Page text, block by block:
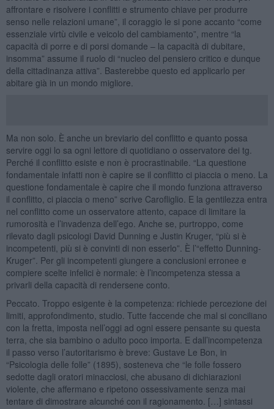
affrontare e risolvere i conflitti e strumento chiave per produrre
senso nelle relazioni umane”, il coraggio le si pone accanto “come
essenziale virtù civile e veicolo del cambiamento”, mentre “la
capacità di porre e di porsi domande – la capacità di dubitare,
insomma” assume il ruolo di “nucleo del pensiero critico e dunque
della cittadinanza attiva”. Basterebbe questo ed applicarlo per
abitare già in un mondo migliore.
Ma non solo. È anche un breviario del conflitto e quanto possa
servire oggi lo sa ogni lettore di quotidiano o osservatore dei tg.
Perché il conflitto esiste e non è procrastinabile. “La questione
fondamentale infatti non è capire se il conflitto ci piaccia o meno. La
questione fondamentale è capire che il mondo funziona attraverso
il conflitto, ci piaccia o meno” scrive Carofliglio. E la gentilezza entra
nel conflitto come un osservatore attento, capace di limitare la
rumorosità e l’invadenza dell’ego. Anche se, purtroppo, come
rilevato dagli psicologi David Dunning e Justin Kruger, “più si è
incompetenti, più si è convinti di non esserlo”. È l’“effetto Dunning-
Kruger”. Per gli incompetenti giungere a conclusioni erronee e
compiere scelte infelici è normale: è l’incompetenza stessa a
privarli della capacità di rendersene conto.
Peccato. Troppo esigente è la competenza: richiede percezione dei
limiti, approfondimento, studio. Tutte faccende che mal si conciliano
con la fretta, imposta nell’oggi ad ogni essere pensante su questa
terra, che sia bambino o adulto poco importa. E dall’incompetenza
il passo verso l’autoritarismo è breve: Gustave Le Bon, in
“Psicologia delle folle” (1895), sosteneva che “le folle fossero
sedotte dagli oratori minacciosi, che abusano di dichiarazioni
violente, che affermano e ripetono ossessivamente senza mai
tentare di dimostrare alcunché con il ragionamento. […] sintassi